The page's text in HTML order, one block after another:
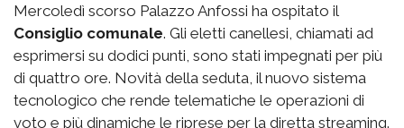
Mercoledì scorso Palazzo Anfossi ha ospitato il
Consiglio comunale. Gli eletti canellesi, chiamati ad
esprimersi su dodici punti, sono stati impegnati per più
di quattro ore. Novità della seduta, il nuovo sistema
tecnologico che rende telematiche le operazioni di
voto e più dinamiche le riprese per la diretta streaming.